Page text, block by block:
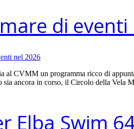
di eventi
al CVMM un programma ricco di
sia ancora in corso, il Circolo della
Elba Swim